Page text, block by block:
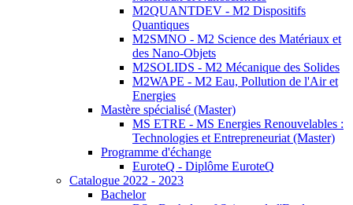
M2QUANTDEV - M2 Dispositifs
Quantiques
M2SMNO - M2 Science des Matériaux et
des Nano-Objets
M2SOLIDS - M2 Mécanique des Solides
M2WAPE - M2 Eau, Pollution de l'Air et
Energies
Mastère spécialisé (Master)
MS ETRE - MS Energies Renouvelables :
Technologies et Entrepreneuriat (Master)
Programme d'échange
EuroteQ - Diplôme EuroteQ
Catalogue 2022 - 2023
Bachelor